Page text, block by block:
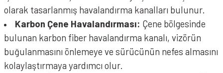
olarak tasarlanmış havalandırma kanalları bulunur.
Karbon Çene Havalandırması: Çene bölgesinde
bulunan karbon fiber havalandırma kanalı, vizörün
buğulanmasını önlemeye ve sürücünün nefes almasını
kolaylaştırmaya yardımcı olur.